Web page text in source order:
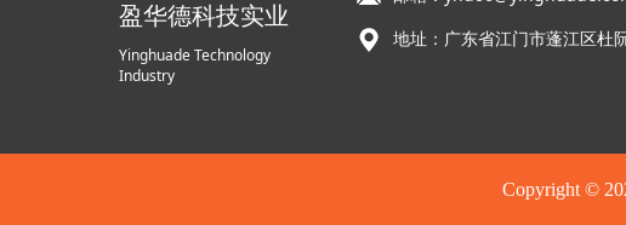
盈华德科技实业
Yinghuade Technology
Industry
地址：广东省江门市蓬江区杜
Copyright ©